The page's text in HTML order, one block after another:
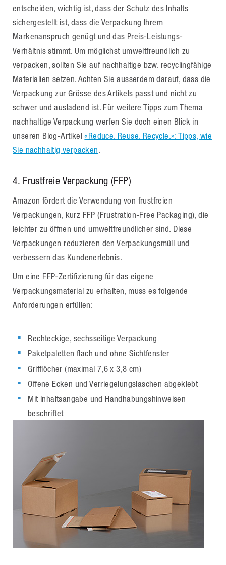
entscheiden, wichtig ist, dass der Schutz des Inhalts
sichergestellt ist, dass die Verpackung Ihrem
Markenanspruch genügt und das Preis-Leistungs-
Verhältnis stimmt. Um möglichst umweltfreundlich zu
verpacken, sollten Sie auf nachhaltige bzw. recyclingfähige
Materialien setzen. Achten Sie ausserdem darauf, dass die
Verpackung zur Grösse des Artikels passt und nicht zu
schwer und ausladend ist. Für weitere Tipps zum Thema
nachhaltige Verpackung werfen Sie doch einen Blick in
unseren Blog-Artikel«Reduce. Reuse. Recycle.»: Tipps, wie
Sie nachhaltig verpacken.
4. Frustfreie Verpackung (FFP)
Amazon fördert die Verwendung von frustfreien
Verpackungen, kurz FFP (Frustration-Free Packaging), die
leichter zu öffnen und umweltfreundlicher sind. Diese
Verpackungen reduzieren den Verpackungsmüll und
verbessern das Kundenerlebnis.
Um eine FFP-Zertifizierung für das eigene
Verpackungsmaterial zu erhalten, muss es folgende
Anforderungen erfüllen:
Rechteckige, sechsseitige Verpackung
Paketpaletten flach und ohne Sichtfenster
Grifflöcher (maximal 7,6 x 3,8 cm)
Offene Ecken und Verriegelungslaschen abgeklebt
Mit Inhaltsangabe und Handhabungshinweisen
beschriftet